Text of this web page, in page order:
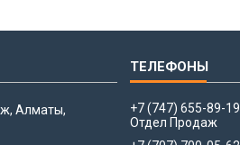
Алматы,
+7 (747) 655-89-19
Отдел Продаж